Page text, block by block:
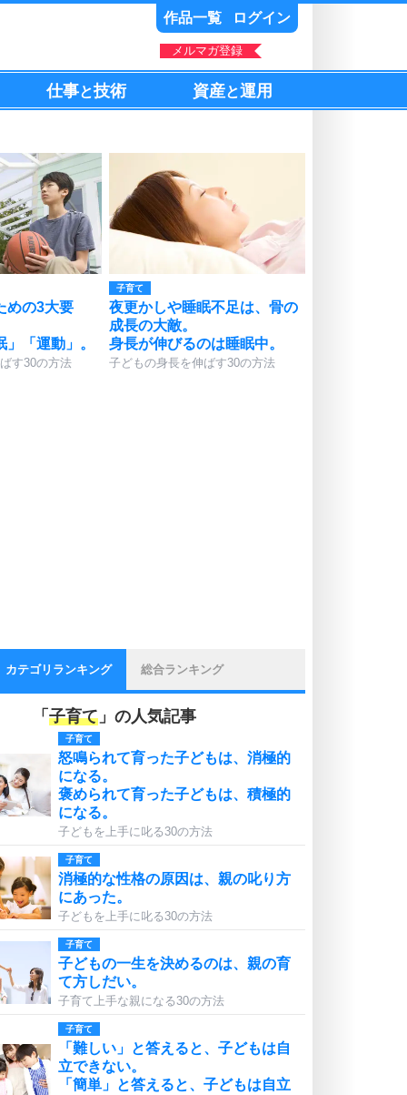
作品一覧 ログイン
メルマガ登録
仕事と技術 資産と運用
めの3大要
」「運動」。
す30の方法
子育て
夜更かしや睡眠不足は、骨の
成長の大敵。
身長が伸びるのは睡眠中。
子どもの身長を伸ばす30の方法
カテゴリランキング 総合ランキング
「 子育て 」の人気記事
子育て
怒鳴られて育った子どもは、消極的
になる。
褒められて育った子どもは、積極的
になる。
子どもを上手に叱る30の方法
子育て
消極的な性格の原因は、親の叱り方
にあった。
子どもを上手に叱る30の方法
子育て
子どもの一生を決めるのは、親の育
て方しだい。
子育て上手な親になる30の方法
子育て
「難しい」と答えると、子どもは自
立できない。
「簡単」と答えると、子どもは自立